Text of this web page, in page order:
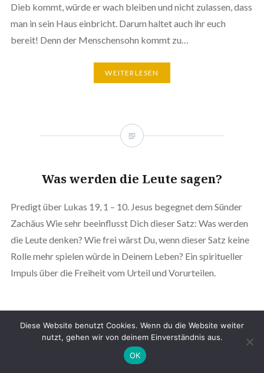
Dieb kommt, würde er wach bleiben und nicht zulassen, dass
man in sein Haus einbricht. Darum haltet auch ihr euch
bereit! Denn der Menschensohn kommt zu…
WEITERLESEN
Was werden die Leute sagen?
Predigt über Lukas 19, 1 – 10. Jesus begegnet dem Sünder
Zachäus Wie sehr beeinflusst Dich dieser Satz: Was werden
die Leute denken? Wie frei wärst Du, wenn dieser Satz keine
Rolle mehr spielen würde in Deinem Leben? Ein spiritueller
Impuls über die Freiheit vom Urteil und Vorurteilen.
Diese Website benutzt Cookies. Wenn du die Website weiter
nutzt, gehen wir von deinem Einverständnis aus.
OK